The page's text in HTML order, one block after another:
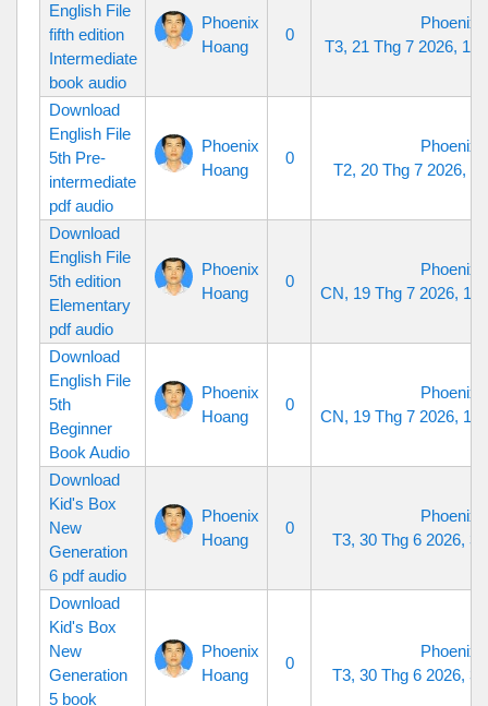
English File
fifth edition
Intermediate
book audio
Phoenix
Hoang
0
Phoenix
T3, 21 Thg 7 2026,
Download
English File
5th Pre-
intermediate
pdf audio
Phoenix
Hoang
0
Phoenix
T2, 20 Thg 7 2026,
Download
English File
5th edition
Elementary
pdf audio
Phoenix
Hoang
0
Phoenix
CN, 19 Thg 7 2026,
Download
English File
5th
Beginner
Book Audio
Phoenix
Hoang
0
Phoenix
CN, 19 Thg 7 2026,
Download
Kid's Box
New
Generation
6 pdf audio
Phoenix
Hoang
0
Phoenix
T3, 30 Thg 6 2026,
Download
Kid's Box
New
Generation
5 book
Phoenix
Hoang
0
Phoenix
T3, 30 Thg 6 2026,